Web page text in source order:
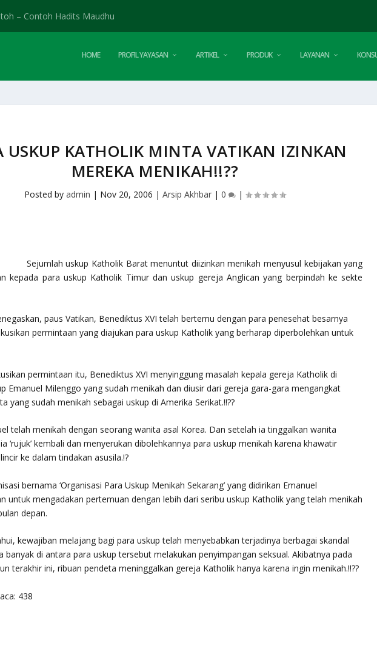
– Contoh Hadits Maudhu
HOME PROFIL YAYASAN ARTIKEL PRODUK LAYANAN
USKUP KATHOLIK MINTA VATIKAN IZINKAN
MEREKA MENIKAH!!??
Posted byadmin | Nov 20, 2006 |Arsip Akhbar |0 |
Sejumlah uskup Katholik Barat menuntut diizinkan menikah menyusul kebijakan yang
kepada para uskup Katholik Timur dan uskup gereja Anglican yang berpindah ke sekte
paus Vatikan, Benediktus XVI telah bertemu dengan para penesehat besarnya
permintaan yang diajukan para uskup Katholik yang berharap diperbolehkan untuk
permintaan itu, Benediktus XVI menyinggung masalah kepala gereja Katholik di
Emanuel Milenggo yang sudah menikah dan diusir dari gereja gara-gara mengangkat
yang sudah menikah sebagai uskup di Amerika Serikat.!!??
telah menikah dengan seorang wanita asal Korea. Dan setelah ia tinggalkan wanita
‘rujuk’ kembali dan menyerukan dibolehkannya para uskup menikah karena khawatir
ke dalam tindakan asusila.!?
bernama ‘Organisasi Para Uskup Menikah Sekarang’ yang didirikan Emanuel
untuk mengadakan pertemuan dengan lebih dari seribu uskup Katholik yang telah menikah
depan.
kewajiban melajang bagi para uskup telah menyebabkan terjadinya berbagai skandal
banyak di antara para uskup tersebut melakukan penyimpangan seksual. Akibatnya pada
terakhir ini, ribuan pendeta meninggalkan gereja Katholik hanya karena ingin menikah.!!??
438